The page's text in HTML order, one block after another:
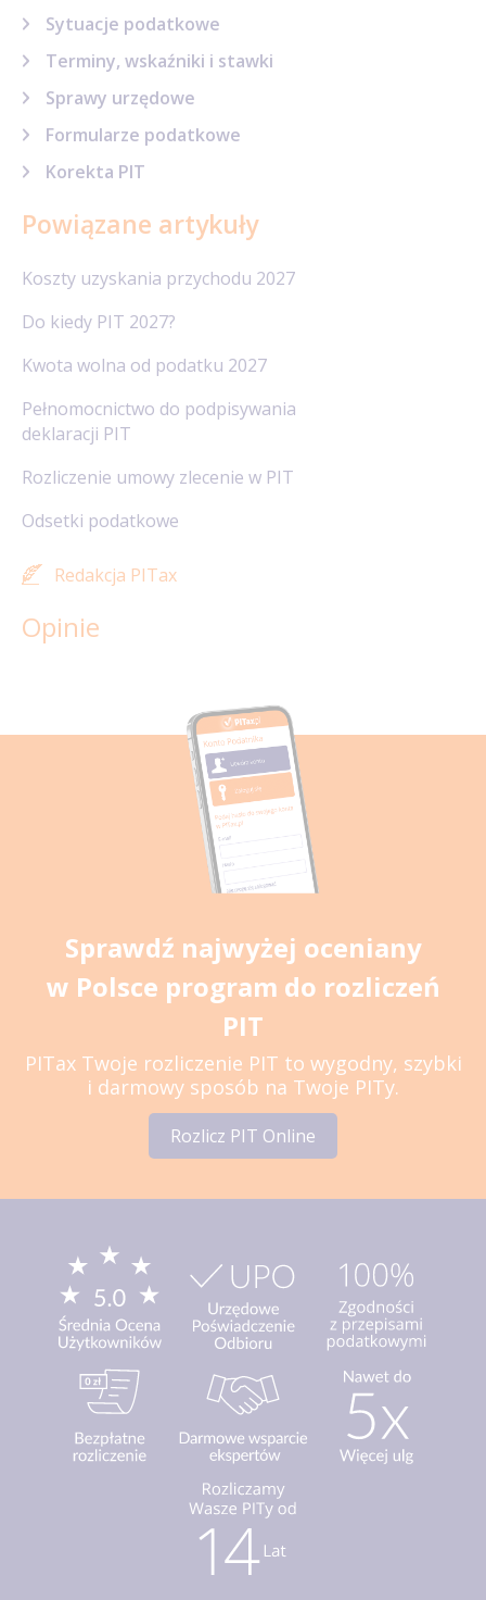
Sytuacje podatkowe
Terminy, wskaźniki i stawki
Sprawy urzędowe
Formularze podatkowe
Korekta PIT
Powiązane artykuły
Koszty uzyskania przychodu 2027
Do kiedy PIT 2027?
Kwota wolna od podatku 2027
Pełnomocnictwo do podpisywania
deklaracji PIT
Rozliczenie umowy zlecenie w PIT
Odsetki podatkowe
Redakcja PITax
Opinie
Sprawdź najwyżej oceniany
w Polsce program do rozliczeń
PIT
PITax Twoje rozliczenie PIT to wygodny, szybki
i darmowy sposób na Twoje PITy.
Rozlicz PIT Online